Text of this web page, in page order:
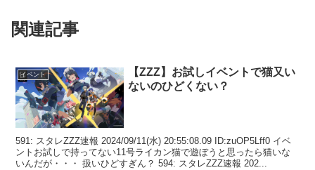
関連記事
イベント
【ZZZ】お試しイベントで猫又い
ないのひどくない？
591: スタレZZZ速報 2024/09/11(水) 20:55:08.09 ID:zuOP5Lff0 イベ
ントお試しで持ってない11号ライカン猫で遊ぼうと思ったら猫いな
いんだが・・・ 扱いひどすぎん？ 594: スタレZZZ速報 202...